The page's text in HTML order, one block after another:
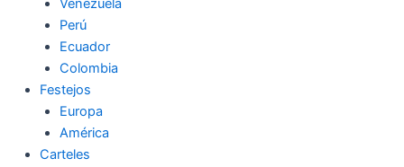
Venezuela
Perú
Ecuador
Colombia
Festejos
Europa
América
Carteles